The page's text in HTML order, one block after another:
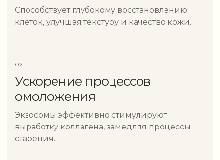
Способствует глубокому восстановлению
клеток, улучшая текстуру и качество кожи.
02
Ускорение процессов
омоложения
Экзосомы эффективно стимулируют
выработку коллагена, замедляя процессы
старения.